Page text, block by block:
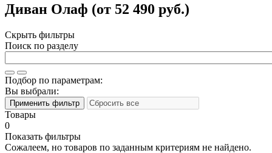
Диван Олаф (от 52 490 руб.)
Скрыть фильтры
Поиск по разделу
Подбор по параметрам:
Вы выбрали:
Товары
0
Показать фильтры
Сожалеем, но товаров по заданным критериям не найдено.